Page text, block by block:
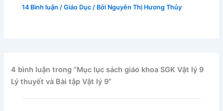
14 Bình luận /Giáo Dục / Bởi Nguyễn Thị Hương Thủy
4 bình luận trong “Mục lục sách giáo khoa SGK Vật lý 9
Lý thuyết và Bài tập Vật lý 9”